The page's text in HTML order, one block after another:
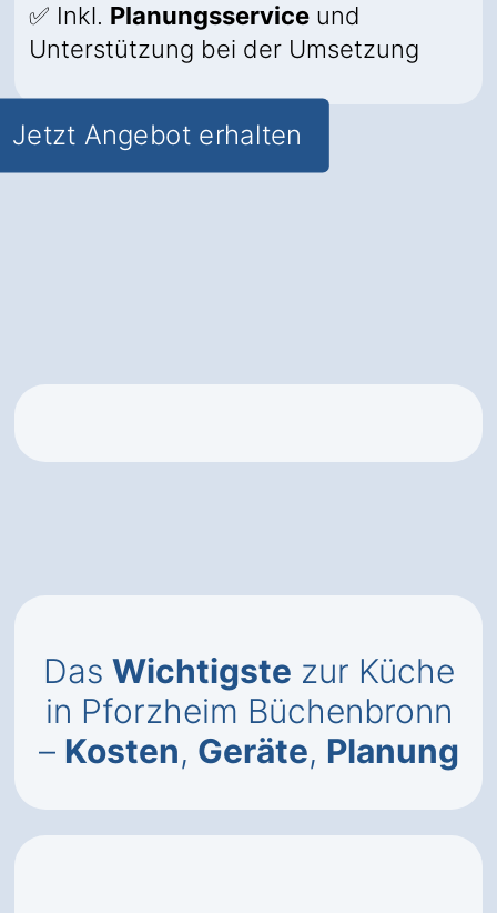
✅ Inkl. Planungsservice und
Unterstützung bei der Umsetzung
Jetzt Angebot erhalten
Das Wichtigste zur Küche
in Pforzheim Büchenbronn
– Kosten, Geräte, Planung